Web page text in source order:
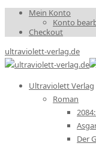
Mein Konto
Konto
Checkout
ultraviolett-verlag.de
Ultraviolett Verlag
Roman
Der